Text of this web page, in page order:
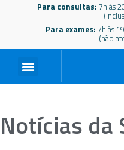
Para consultas: 7h às
Para exames: 7h às
(não
Notícias da